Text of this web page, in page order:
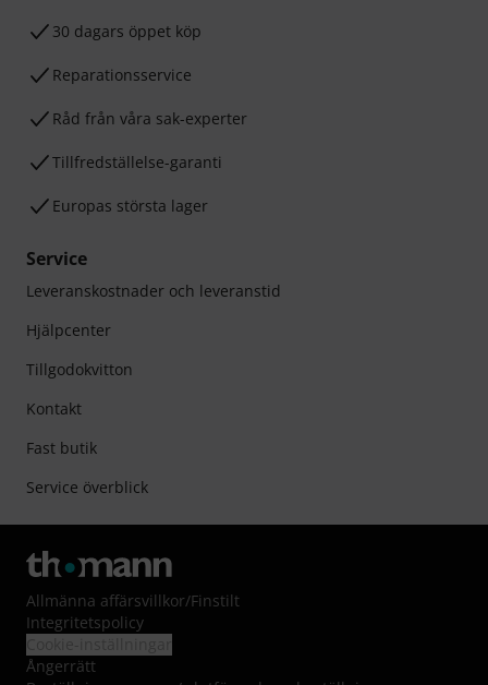
30 dagars öppet köp
Reparationsservice
Råd från våra sak-experter
Tillfredställelse-garanti
Europas största lager
Service
Leveranskostnader och leveranstid
Hjälpcenter
Tillgodokvitton
Kontakt
Fast butik
Service överblick
Allmänna affärsvillkor/Finstilt
Integritetspolicy
Ångerrätt